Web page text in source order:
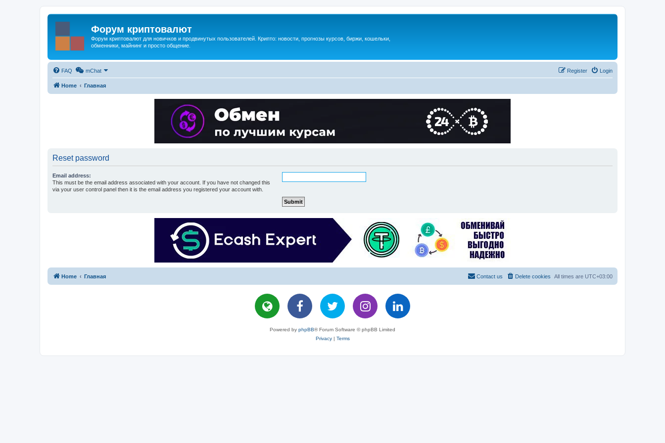
Форум криптовалют
Форум криптовалют для новичков и продвинутых пользователей. Крипто: новости, прогнозы курсов, биржи, кошельки,
обменники, майнинг и просто общение.
FAQ mChat Login
Register
Home Главная
Reset password
Email address:
This must be the email address associated with your account. If you have not changed this
via your user control panel then it is the email address you registered your account with.
Home Главная All times are UTC+03:00
Delete cookies
Contact us
Powered by phpBB® Forum Software © phpBB Limited
Privacy| Terms